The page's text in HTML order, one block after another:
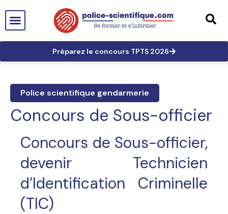
Préparez le concours TPTS 2026
Police scientifique gendarmerie
Concours de Sous-officier
Concours de Sous-officier,
devenir Technicien
d’Identification Criminelle
(TIC)